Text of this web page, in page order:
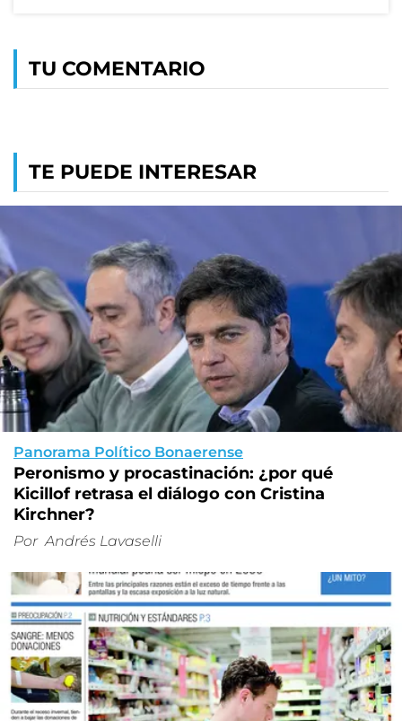
TU COMENTARIO
TE PUEDE INTERESAR
Panorama Político Bonaerense
Peronismo y procastinación: ¿por qué
Kicillof retrasa el diálogo con Cristina
Kirchner?
Por Andrés Lavaselli